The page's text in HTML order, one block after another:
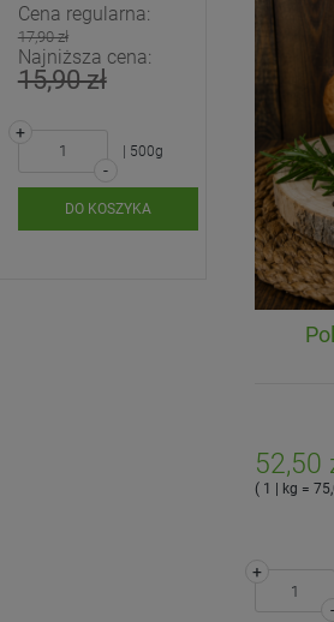
Cena regularna:
17,90 zł
Najniższa cena:
15,90 zł
-
+
| 500g
DO KOSZYKA
+
52,50
( 1 | kg =
-
+